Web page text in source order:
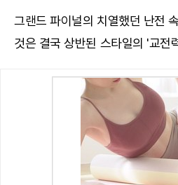
그랜드 파이널의 치열했던 난전
것은 결국 상반된 스타일의 '교전